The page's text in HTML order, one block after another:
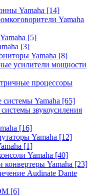
Yamaha [14]
Yamaha
[5]
[3]
Yamaha [8]
усилители мощности
процессоры
системы Yamaha [65]
звукоусиления
[16]
Yamaha [12]
[1]
Yamaha [40]
Yamaha [23]
Audinate Dante
[6]